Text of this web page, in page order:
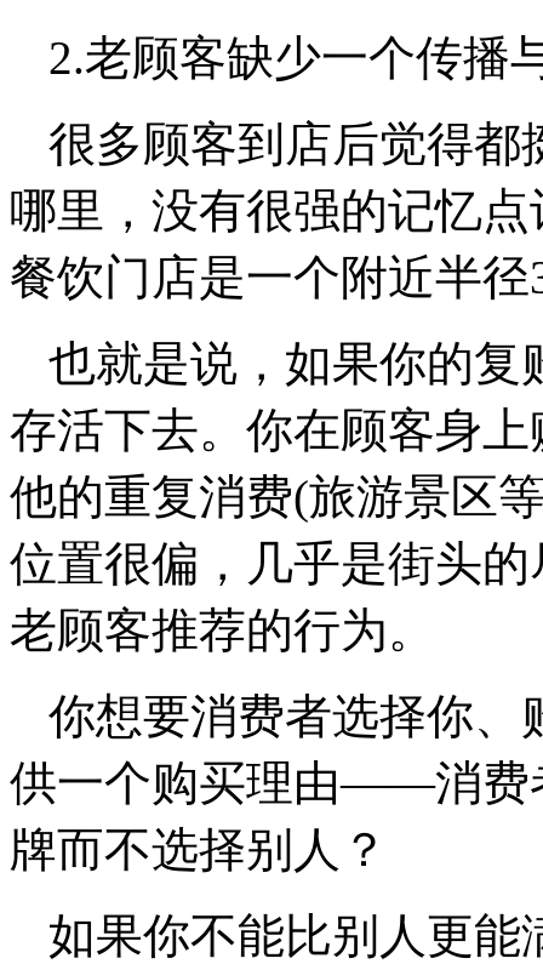
2.老顾客缺少一个传播
很多顾客到店后觉得都
哪里，没有很强的记忆
餐饮门店是一个附近半
也就是说，如果你的复
存活下去。你在顾客身
他的重复消费(旅游景区
位置很偏，几乎是街头
老顾客推荐的行为。
你想要消费者选择你、
供一个购买理由——消费
牌而不选择别人？
如果你不能比别人更能